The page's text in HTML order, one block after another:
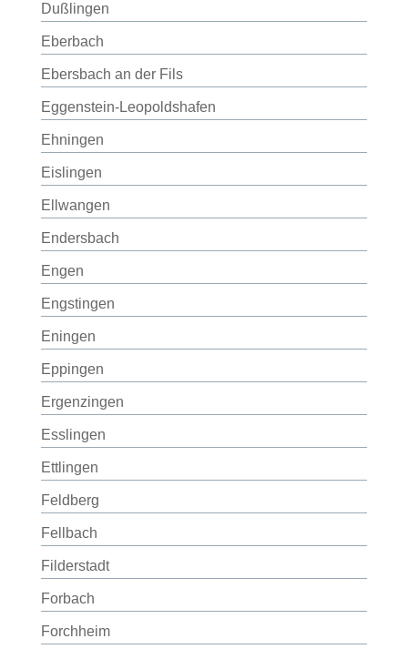
Dußlingen
Eberbach
Ebersbach an der Fils
Eggenstein-Leopoldshafen
Ehningen
Eislingen
Ellwangen
Endersbach
Engen
Engstingen
Eningen
Eppingen
Ergenzingen
Esslingen
Ettlingen
Feldberg
Fellbach
Filderstadt
Forbach
Forchheim